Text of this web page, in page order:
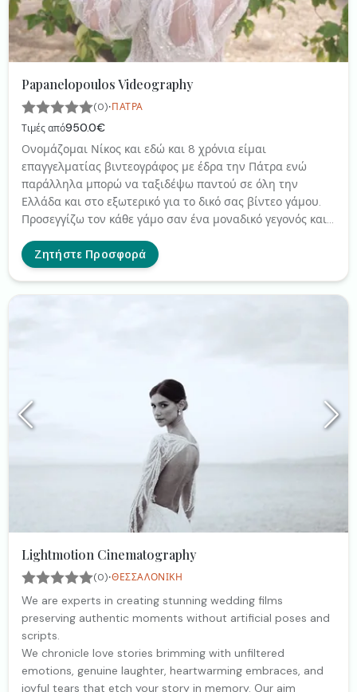
Papanelopoulos Videography
(0)·ΠΆΤΡΑ
Τιμές από950.0€
Oνομάζομαι Νίκος και εδώ και 8 χρόνια είμαι
επαγγελματίας βιντεογράφος με έδρα την Πάτρα ενώ
παράλληλα μπορώ να ταξιδέψω παντού σε όλη την
Ελλάδα και στο εξωτερικό για το δικό σας βίντεο γάμου.
Προσεγγίζω τον κάθε γάμο σαν ένα μοναδικό γεγονός και
και μαζί να συζητάμε το στυλ του βίντεο που θα τους
άρεσε περισσότερο. Στο κάθε βίντεο δίνω το ύφος και το
Ζητήστε Προσφορά
Lightmotion Cinematography
(0)·ΘΕΣΣΑΛΟΝΊΚΗ
We are experts in creating stunning wedding films
preserving authentic moments without artificial poses and
scripts.
We chronicle love stories brimming with unfiltered
emotions, genuine laughter, heartwarming embraces, and
joyful tears that etch your story in memory. Our aim